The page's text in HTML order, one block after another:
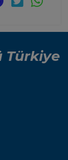
Türkiye